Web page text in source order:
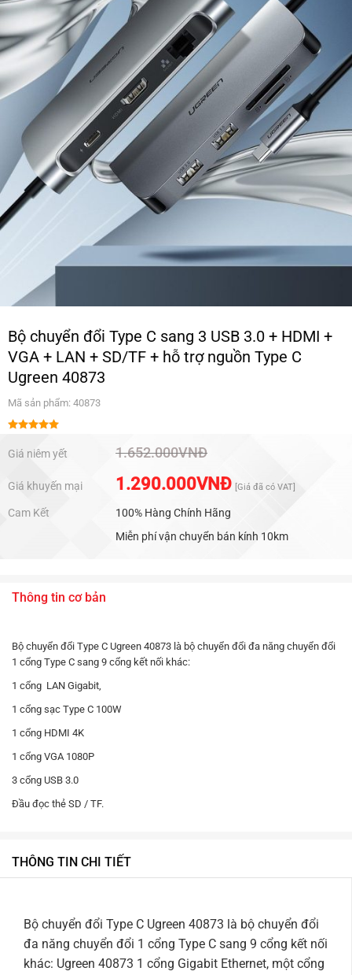
Bộ chuyển đổi Type C sang 3 USB 3.0 + HDMI +
VGA + LAN + SD/TF + hỗ trợ nguồn Type C
Ugreen 40873
Mã sản phẩm: 40873
hạng5.00
5 sao
Giá niêm yết 1.652.000VNĐ
Giá khuyến mại 1.290.000VNĐ [Giá đã có VAT]
Cam Kết
100% Hàng Chính Hãng
Miễn phí vận chuyển bán kính 10km
Thông tin cơ bản
Bộ chuyển đổi Type C Ugreen 40873 là bộ chuyển đổi đa năng chuyển đổi
1 cổng Type C sang 9 cổng kết nối khác:
1 cổng LAN Gigabit,
1 cổng sạc Type C 100W
1 cổng HDMI 4K
1 cổng VGA 1080P
3 cổng USB 3.0
Đầu đọc thẻ SD / TF.
THÔNG TIN CHI TIẾT
Bộ chuyển đổi Type C Ugreen 40873 là bộ chuyển đổi
đa năng chuyển đổi 1 cổng Type C sang 9 cổng kết nối
khác: Ugreen 40873 1 cổng Gigabit Ethernet, một cổng